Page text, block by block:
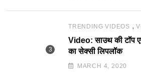
TRENDING VIDEOS ,
Video: साउथ की टॉप
का सेक्सी लिपलॉक
MARCH 4, 2020